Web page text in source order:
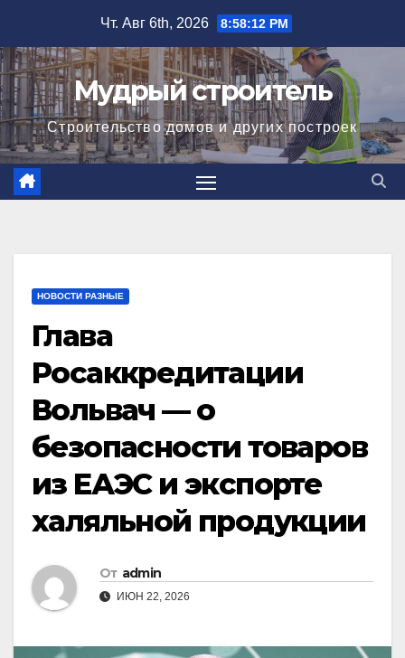
содержимому
Чт. Авг 6th, 2026 8:58:13 PM
Мудрый строитель
Строительство домов и других построек
НОВОСТИ РАЗНЫЕ
Глава
Росаккредитации
Вольвач — о
безопасности товаров
из ЕАЭС и экспорте
халяльной продукции
От admin
ИЮН 22, 2026